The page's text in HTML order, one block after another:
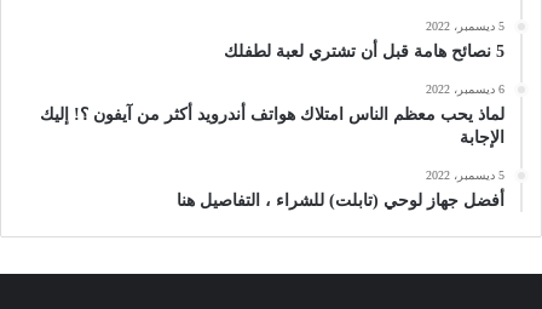
5 ديسمبر، 2022
5 نصائح هامة قبل أن تشتري لعبة لطفلك
6 ديسمبر، 2022
لماذ يحب معظم الناس امتلاك هواتف أندرويد أكثر من آيفون ؟! إليك
الإجابة
5 ديسمبر، 2022
أفضل جهاز لوحي (تابلت) للشراء ، التفاصيل هنا